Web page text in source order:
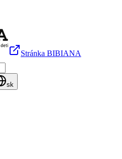
Stránka BIBIANA
sk